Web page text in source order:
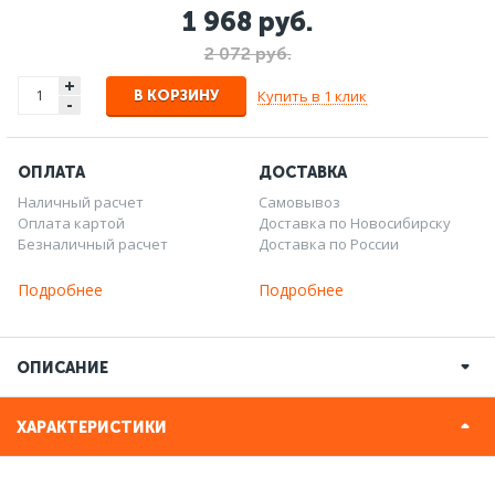
1 968 руб.
2 072 руб.
+
- В КОРЗИНУ Купить в 1 клик
ОПЛАТА
Наличный расчет
Оплата картой
Безналичный расчет
Подробнее
ДОСТАВКА
Самовывоз
Доставка по Новосибирску
Доставка по России
Подробнее
ОПИСАНИЕ
ХАРАКТЕРИСТИКИ